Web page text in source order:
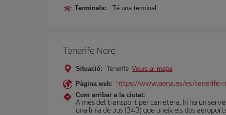
Terminals: Té una terminal
Tenerife Nord
Situació: Tenerife Veure al mapa
Pàgina web: https://www.aena.es/es/tenerife-
Com arribar a la ciutat:
A més del transport per carretera, hi ha un
una línia de bus (343) que uneix els dos